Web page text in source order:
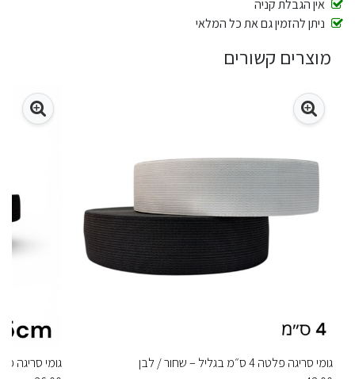
אין הגבלת קניה
ניתן להזמין גם את כל המלאי
מוצרים קשורים
גומי סריגה פלטה 4 ס״מ בגליל – שחור / לבן
גומי סריגה פלטה 2.5 ס״מ –